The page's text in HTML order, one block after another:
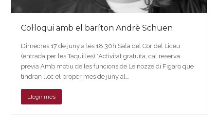
Col·loqui amb el baríton Andrè Schuen
Dimecres 17 de juny a les 18.30h Sala del Cor del Liceu
(entrada per les Taquilles) *Activitat gratuïta, cal reserva
prèvia Amb motiu de les funcions de Le nozze di Figaro que
tindran lloc el proper mes de juny al…
Llegir més